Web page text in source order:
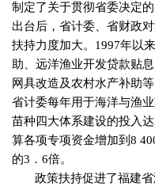
制定了关于贯彻省委决定
出台后，省计委、省财政
扶持力度加大。 1997年以
助、远洋渔业开发贷款贴
网具改造及农村水产补助等
省计委每年用于海洋与渔
苗种四大体系建设的投入达
算各项专项资金增加到 8
的3 ． 6倍。
政策扶持促进了福建